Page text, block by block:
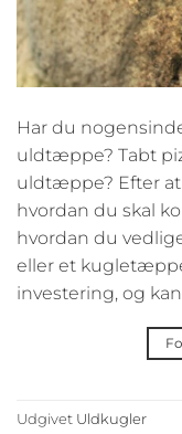
Har du
uldtæppe? Tabt
uldtæppe? Efter
hvordan du skal
hvordan du
eller et
investering, og
Udgivet Uldkugler